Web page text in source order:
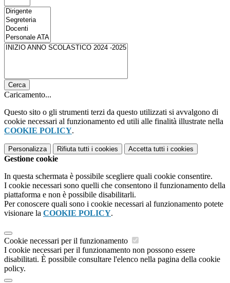
Cerca
Caricamento...
Questo sito o gli strumenti terzi da questo utilizzati si avvalgono di
cookie necessari al funzionamento ed utili alle finalità illustrate nella
COOKIE POLICY.
Personalizza Rifiuta tutti i cookies Accetta tutti i cookies
Gestione cookie
In questa schermata è possibile scegliere quali cookie consentire.
I cookie necessari sono quelli che consentono il funzionamento della
piattaforma e non è possibile disabilitarli.
Per conoscere quali sono i cookie necessari al funzionamento potete
visionare la COOKIE POLICY.
Cookie necessari per il funzionamento
I cookie necessari per il funzionamento non possono essere
disabilitati. È possibile consultare l'elenco nella pagina della cookie
policy.